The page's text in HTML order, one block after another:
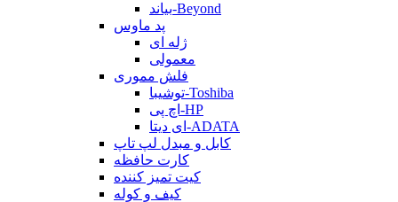
بیاند-Beyond
پد ماوس
ژله ای
معمولی
فلش مموری
توشیبا-Toshiba
اچ پی-HP
ای دیتا-ADATA
کابل و مبدل لپ تاپ
کارت حافظه
کیت تمیز کننده
کیف و کوله